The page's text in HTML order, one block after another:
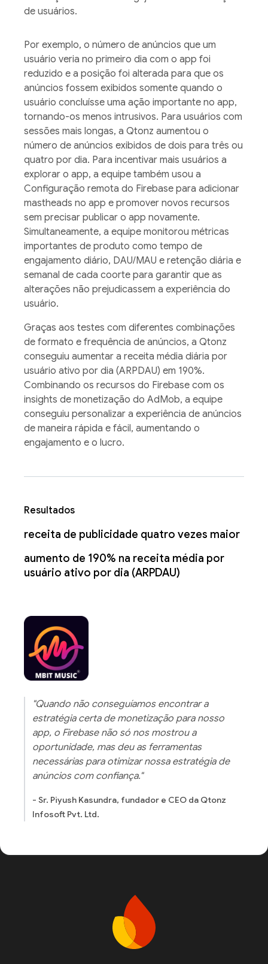
de usuários.
Por exemplo, o número de anúncios que um
usuário veria no primeiro dia com o app foi
reduzido e a posição foi alterada para que os
anúncios fossem exibidos somente quando o
usuário concluísse uma ação importante no app,
tornando-os menos intrusivos. Para usuários com
sessões mais longas, a Qtonz aumentou o
número de anúncios exibidos de dois para três ou
quatro por dia. Para incentivar mais usuários a
explorar o app, a equipe também usou a
Configuração remota do Firebase para adicionar
mastheads no app e promover novos recursos
sem precisar publicar o app novamente.
Simultaneamente, a equipe monitorou métricas
importantes de produto como tempo de
engajamento diário, DAU/MAU e retenção diária e
semanal de cada coorte para garantir que as
alterações não prejudicassem a experiência do
usuário.
Graças aos testes com diferentes combinações
de formato e frequência de anúncios, a Qtonz
conseguiu aumentar a receita média diária por
usuário ativo por dia (ARPDAU) em 190%.
Combinando os recursos do Firebase com os
insights de monetização do AdMob, a equipe
conseguiu personalizar a experiência de anúncios
de maneira rápida e fácil, aumentando o
engajamento e o lucro.
Resultados
receita de publicidade quatro vezes maior
aumento de 190% na receita média por
usuário ativo por dia (ARPDAU)
"Quando não conseguíamos encontrar a
estratégia certa de monetização para nosso
app, o Firebase não só nos mostrou a
oportunidade, mas deu as ferramentas
necessárias para otimizar nossa estratégia de
anúncios com confiança."
- Sr. Piyush Kasundra, fundador e CEO da Qtonz
Infosoft Pvt. Ltd.